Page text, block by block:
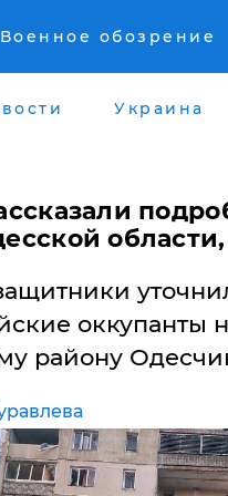
Военное обозрение
Украина
оккупанты
району